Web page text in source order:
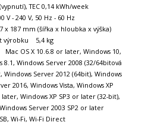
TEC 0,14 kWh/week
- 240 V, 50 Hz - 60 Hz
187 mm (šířka x hloubka x výška)
výrobku 5,4 kg
OS X 10.6.8 or later, Windows 10,
8.1, Windows Server 2008 (32/64bitová
Windows Server 2012 (64bit), Windows
2016, Windows Vista, Windows XP
Windows XP SP3 or later (32-bit),
Server 2003 SP2 or later
Wi-Fi, Wi-Fi Direct